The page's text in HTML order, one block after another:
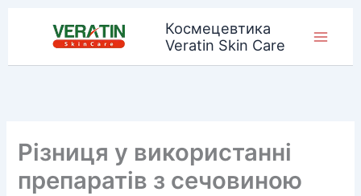
Космецевтика
Veratin Skin Care
Різниця у використанні
препаратів з сечовиною